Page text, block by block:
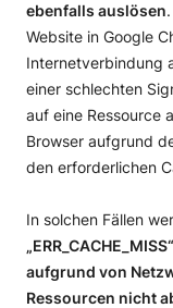
ebenfalls auslösen
Website in Google
Internetverbindung
einer schlechten
auf eine Ressource
Browser aufgrund
den erforderlichen
In solchen Fällen
aufgrund von
Ressourcen nicht